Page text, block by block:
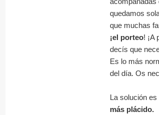
quedamos
que muchas
¡el porteo! ¡A
decís que
Es lo más
del día. Os
La solución
más plácido.